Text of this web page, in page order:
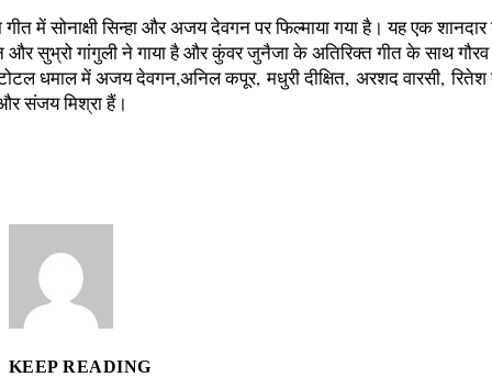
में सोनाक्षी सिन्‍हा और अजय देवगन पर फिल्‍माया गया है। यह एक
और सुभ्रो गांगुली ने गाया है और कुंवर जुनैजा के अतिरिक्‍त गीत के साथ गौरव –
धमाल में अजय देवगन,अनिल कपूर, मधुरी दीक्षित, अरशद वारसी,
संजय मिश्रा हैं।
KEEP READING